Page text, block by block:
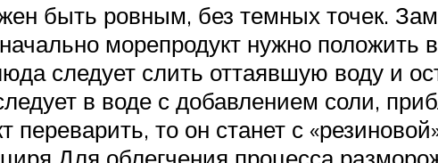
быть ровным, без темных точек.
морепродукт нужно положить
следует слить оттаявшую воду и
в воде с добавлением соли,
переварить, то он станет с